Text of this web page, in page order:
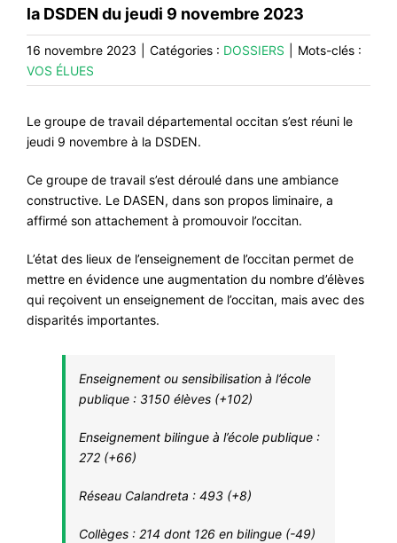
PUBLICATIONS
CONTACT
#ÉLECTIONS
#DÉBATS
#PRESSE
la DSDEN du jeudi 9 novembre 2023
16 novembre 2023 Catégories : DOSSIERS
Mots-clés :
VOS ÉLUES
Le groupe de travail départemental occitan s’est réuni le
jeudi 9 novembre à la DSDEN.
Ce groupe de travail s’est déroulé dans une ambiance
constructive. Le DASEN, dans son propos liminaire, a
affirmé son attachement à promouvoir l’occitan.
L’état des lieux de l’enseignement de l’occitan permet de
mettre en évidence une augmentation du nombre d’élèves
qui reçoivent un enseignement de l’occitan, mais avec des
disparités importantes.
Enseignement ou sensibilisation à l’école
publique : 3150 élèves (+102)
Enseignement bilingue à l’école publique :
272 (+66)
Réseau Calandreta : 493 (+8)
Collèges : 214 dont 126 en bilingue (-49)